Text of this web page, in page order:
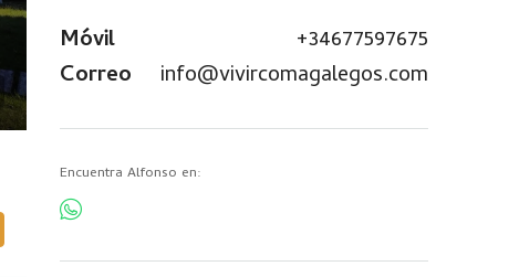
Móvil
+34677597675
Correo
info@vivircomagalegos.com
Encuentra Alfonso en: